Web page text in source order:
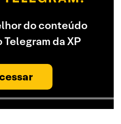
do conteúdo
da XP